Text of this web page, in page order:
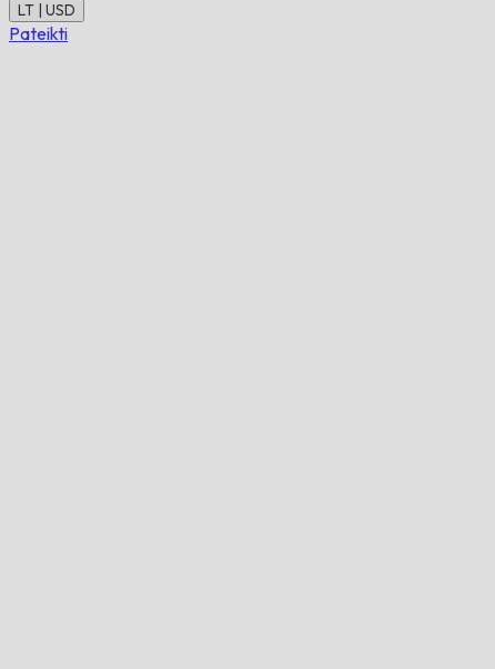
LT | USD
Pateikti